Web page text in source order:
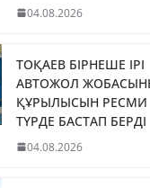
04.08.2026
ТОҚАЕВ БІРНЕШЕ ІРІ
АВТОЖОЛ
ҚҰРЫЛЫСЫН РЕСМИ
ТҮРДЕ БАСТАП БЕРДІ
04.08.2026